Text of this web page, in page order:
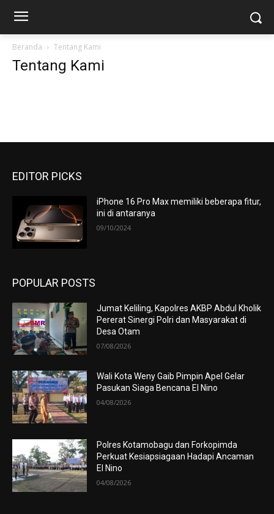
Beranda Tentang Kami
Tentang Kami
EDITOR PICKS
iPhone 16 Pro Max memiliki beberapa fitur,
ini di antaranya
09/10/2024
POPULAR POSTS
Jumat Keliling, Kapolres AKBP Abdul Kholik
Pererat Sinergi Polri dan Masyarakat di
Desa Otam
07/08/2026
Wali Kota Weny Gaib Pimpin Apel Gelar
Pasukan Siaga Bencana El Nino
04/08/2026
Polres Kotamobagu dan Forkopimda
Perkuat Kesiapsiagaan Hadapi Ancaman
El Nino
04/08/2026